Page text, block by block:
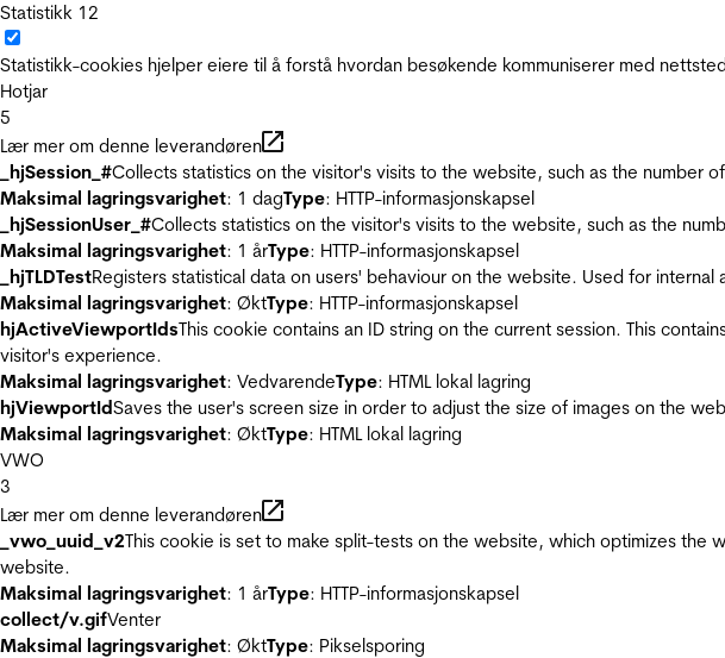
Statistikk 12
Statistikk-cookies hjelper eiere til å forstå hvordan besøkende kommuniserer med
Hotjar
5
Lær mer om denne leverandøren
_hjSession_#Collects statistics on the visitor's visits to the website, such as the number
Maksimal lagringsvarighet: 1 dagType: HTTP-informasjonskapsel
_hjSessionUser_#Collects statistics on the visitor's visits to the website, such as the
Maksimal lagringsvarighet: 1 årType: HTTP-informasjonskapsel
_hjTLDTestRegisters statistical data on users' behaviour on the website. Used for
Maksimal lagringsvarighet: ØktType: HTTP-informasjonskapsel
hjActiveViewportIdsThis cookie contains an ID string on the current session. This
visitor's experience.
Maksimal lagringsvarighet: VedvarendeType: HTML lokal lagring
hjViewportIdSaves the user's screen size in order to adjust the size of images on the
Maksimal lagringsvarighet: ØktType: HTML lokal lagring
VWO
3
Lær mer om denne leverandøren
_vwo_uuid_v2This cookie is set to make split-tests on the website, which optimizes
website.
Maksimal lagringsvarighet: 1 årType: HTTP-informasjonskapsel
collect/v.gifVenter
Maksimal lagringsvarighet: ØktType: Pikselsporing